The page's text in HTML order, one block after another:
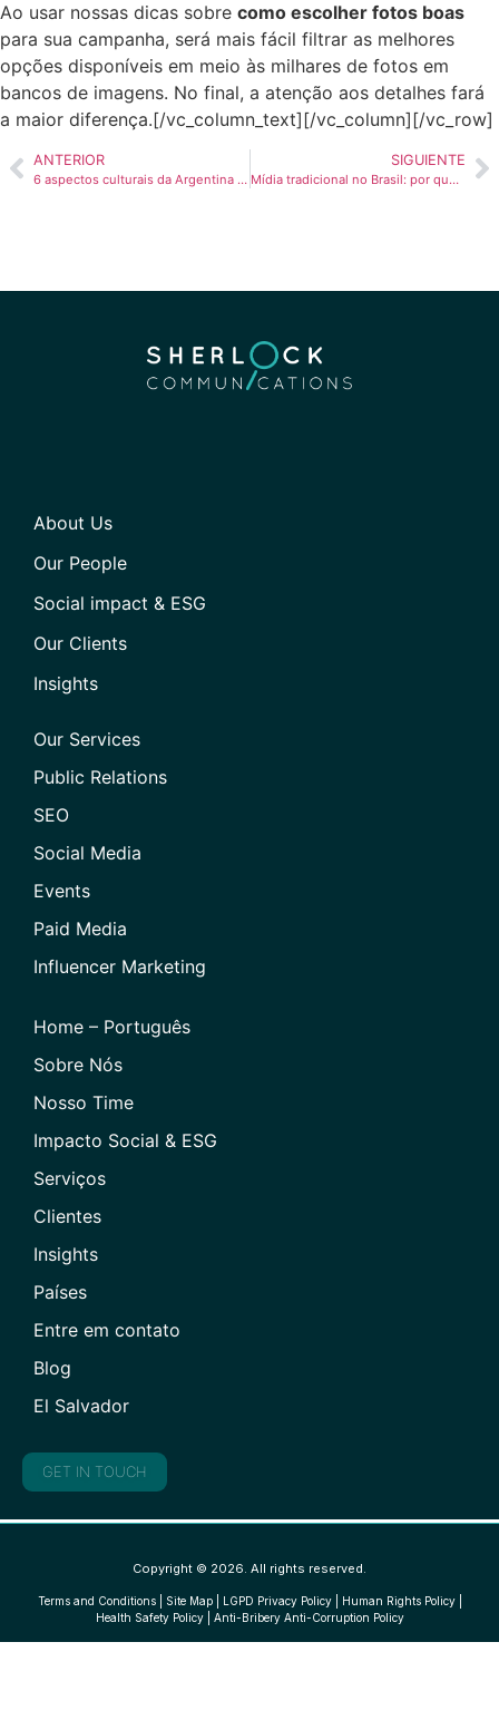
Ao usar nossas dicas sobre como escolher fotos boas
para sua campanha, será mais fácil filtrar as melhores
opções disponíveis em meio às milhares de fotos em
bancos de imagens. No final, a atenção aos detalhes fará
a maior diferença.[/vc_column_text][/vc_column][/vc_row]
ANTERIOR
6 aspectos culturais da Argentina que são absolutamente icônicos
SIGUIENTE
Mídia tradicional no Brasil: por que ela ainda é considerada importante?
About Us
Our People
Social impact & ESG
Our Clients
Insights
Our Services
Public Relations
SEO
Social Media
Events
Paid Media
Influencer Marketing
Home – Português
Sobre Nós
Nosso Time
Impacto Social & ESG
Serviços
Clientes
Insights
Países
Entre em contato
Blog
El Salvador
GET IN TOUCH
Copyright © 2026. All rights reserved.
Terms and Conditions| Site Map| LGPD Privacy Policy| Human Rights Policy|
Health Safety Policy| Anti-Bribery Anti-Corruption Policy